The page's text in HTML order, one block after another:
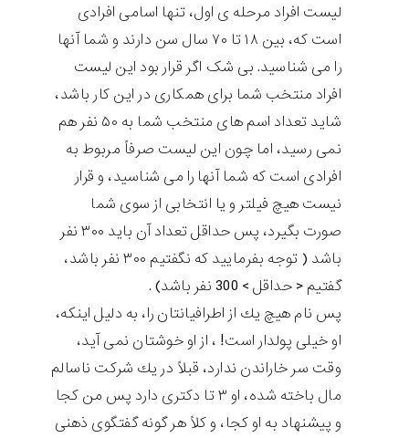
لیست افراد مرحله ی اول، تنها اسامی افرادی
است كه، بين ۱۸ تا ۷۰ سال سن دارند و شما آنها
را می شناسيد. بی شک اگر قرار بود اين لیست
افراد منتخب شما برای همكاری در اين كار باشد،
شايد تعداد اسم های منتخب شما به ۵۰ نفر هم
نمی رسيد، اما چون اين لیست صرفاً مربوط به
افرادی است كه شما آنها را می شناسيد، و قرار
نيست هيچ فيلتر و يا انتخابی از سوی شما
صورت بگيرد، پس حداقل تعداد آن بايد ۳۰۰ نفر
باشد ( توجه بفرماييد كه نگفتيم ۳۰۰ نفر باشد،
گفتيم < حداقل > 300 نفر باشد) .
پس نام هيچ يك از اطرافيانتان را، به دليل اينكه،
او خيلی پولدار است! ، از او خوشتان نمی آيد،
وقت سر خاراندن ندارد، قبلاً در يك شركت ناسالم
مال باخته شده، او ۳ تا دكتری دارد پس من كجا
و پيشنهاد به او كجا، و كلاً هر گونه گفتگوی ذهنی